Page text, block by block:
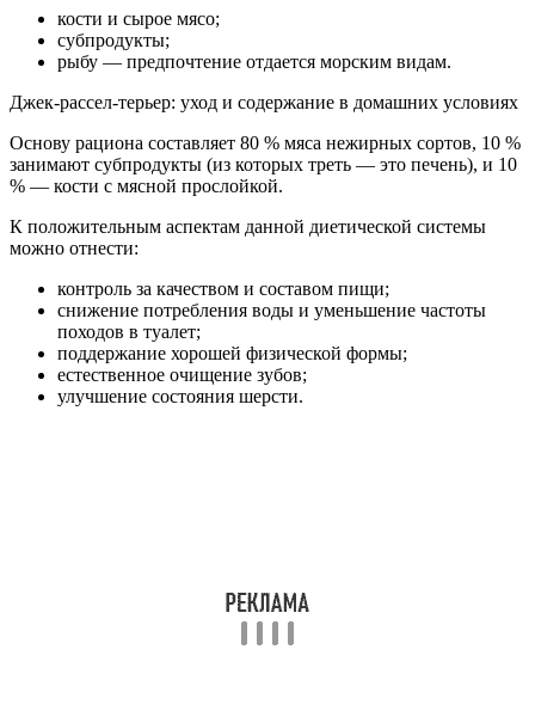
кости и сырое мясо;
субпродукты;
рыбу — предпочтение отдается морским видам.
Джек-рассел-терьер: уход и содержание в домашних условиях
Основу рациона составляет 80 % мяса нежирных сортов, 10 %
занимают субпродукты (из которых треть — это печень), и 10
% — кости с мясной прослойкой.
К положительным аспектам данной диетической системы
можно отнести:
контроль за качеством и составом пищи;
снижение потребления воды и уменьшение частоты
походов в туалет;
поддержание хорошей физической формы;
естественное очищение зубов;
улучшение состояния шерсти.